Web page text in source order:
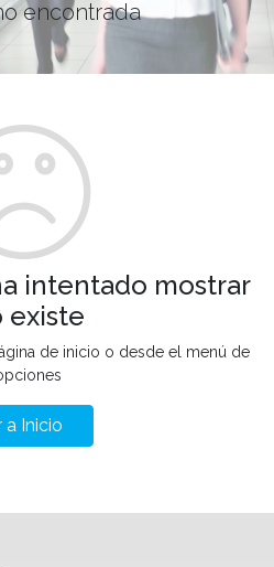
encontrada
intentado mostrar
existe
de inicio o desde el menú de
a Inicio